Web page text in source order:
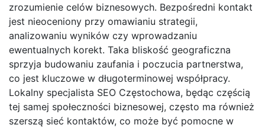
zrozumienie celów biznesowych. Bezpośredni kontakt
jest nieoceniony przy omawianiu strategii,
analizowaniu wyników czy wprowadzaniu
ewentualnych korekt. Taka bliskość geograficzna
sprzyja budowaniu zaufania i poczucia partnerstwa,
co jest kluczowe w długoterminowej współpracy.
Lokalny specjalista SEO Częstochowa, będąc częścią
tej samej społeczności biznesowej, często ma również
szerszą sieć kontaktów, co może być pomocne w